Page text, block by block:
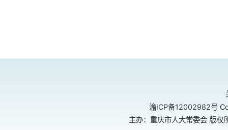
渝ICP备12002982号
主办：重庆市人大常委会 版